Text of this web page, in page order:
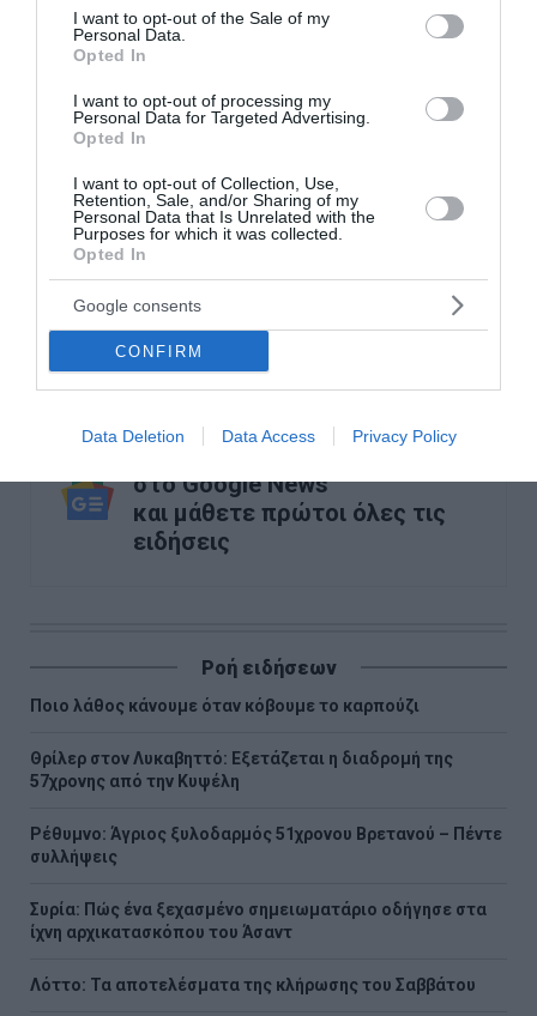
consent section.
I want to opt-out of the Sale of my
Personal Data.
Opted In
I want to opt-out of processing my
Personal Data for Targeted Advertising.
Opted In
I want to opt-out of Collection, Use,
Retention, Sale, and/or Sharing of my
Personal Data that Is Unrelated with the
Purposes for which it was collected.
Opted In
Google consents
CONFIRM
Data Deletion Data Access Privacy Policy
Εκεί βρίσκεται σήμερα η πραγματική μάχη και για
αυτόν τον σκοπό θα εργαστούμε».
Μαρινάκης: Ο πρώην πρωθυπουργός δεν δίστασε
να παίξει στα ζάρια έναν ολόκληρο λαό
Γιατί οι θέσεις της αντιπολίτευσης συνιστούν
εθνικό κίνδυνο - Ποιοι θα εγγυηθούν την πολιτική
σταθερότητα
Γεωργιάδης: Η πρόταση Δούκα είναι διάλυση του
ΠΑΣΟΚ και προσχώρηση στην ΕΛΑΣ - Ο Τσίπρας
είναι Μακιαβέλι
Ακολουθήστε το Lykavitos.gr
στο Google News
και μάθετε πρώτοι όλες τις
ειδήσεις
Ροή ειδήσεων
Ποιο λάθος κάνουμε όταν κόβουμε το καρπούζι
Θρίλερ στον Λυκαβηττό: Εξετάζεται η διαδρομή της
57χρονης από την Κυψέλη
Ρέθυμνο: Άγριος ξυλοδαρμός 51χρονου Βρετανού – Πέντε
συλλήψεις
Συρία: Πώς ένα ξεχασμένο σημειωματάριο οδήγησε στα
ίχνη αρχικατασκόπου του Άσαντ
Λόττο: Τα αποτελέσματα της κλήρωσης του Σαββάτου